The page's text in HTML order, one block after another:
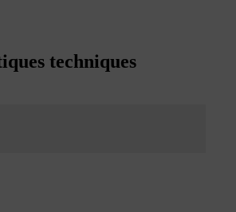
techniques